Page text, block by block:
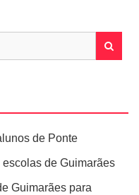
de Ponte
escolas de Guimarães
Guimarães para